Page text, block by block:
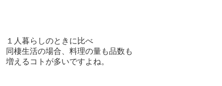
１人暮らしのときに比べ
同棲生活の場合、料理の量も品数も
増えるコトが多いですよね。